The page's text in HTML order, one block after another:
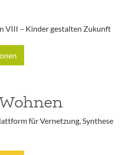
VIII – Kinder gestalten Zukunft
für Vernetzung, Synthese